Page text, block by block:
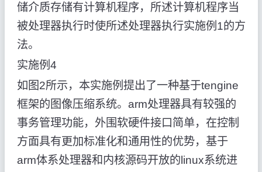
储介质存储有计算机程序，所述计算机程序当
被处理器执行时使所述处理器执行实施例1的方
法。
实施例4
如图2所示，本实施例提出了一种基于tengine
框架的图像压缩系统。arm处理器具有较强的
事务管理功能，外围软硬件接口简单，在控制
方面具有更加标准化和通用性的优势，基于
arm体系处理器和内核源码开放的linux系统进